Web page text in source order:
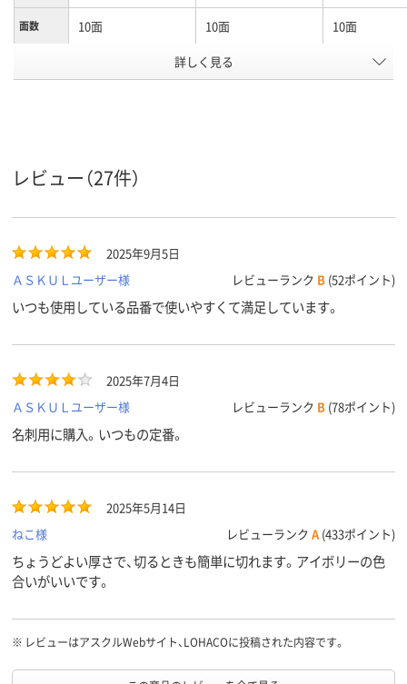
面数 10面 10面 10面
上質紙
対応プリ
ンタ
プリンタ、コピー機、
クジェット（染料・顔
料）、レーザー、コピ
ー、熱転写、ドット、
インクジェットプリ
ンタ、コピー機、ドッ
ープリンタ、熱転写
ェット（染料・顔料）、
レーザー、コピー、熱
転写、ドット、インク
ジェットプリンタ、
リンタ、レーザープ
ンタ、インクジェッ
写、ドット、インクジ
ェットプリンタ、コ
ピー機、ドットプリ
ンタ、熱転写プリン
タ、インクジェット
ー、コピー、熱転写、
ー、熱転写、ドット、
インクジェットプリ
ンタ、コピー機、ドッ
ープリンタ、熱転写
レーザー、コピー、熱
転写、ドット、インク
リンタ、レーザープ
ザー、コピー、熱転
写、ドット、インクジ
ェットプリンタ、コ
ンタ、熱転写プリン
タ、インクジェット
ー、コピー、熱転写、
ープリンタ、
クジェットプ
ープリンタ、
料・顔料)、レ
プリンタ、コ
コピー機、レ
顔料)、レーザ
ンタ、コピー
写対応、イン
ンタ、熱転写
タ
詳しく見る
レビュー（27件）
2025年9月5日
ＡＳＫＵＬユーザー様
レビューランク B (52ポイント)
いつも使用している品番で使いやすくて満足しています。
2025年7月4日
ＡＳＫＵＬユーザー様
レビューランク B (78ポイント)
名刺用に購入。いつもの定番。
2025年5月14日
ねこ様
レビューランク A (433ポイント)
ちょうどよい厚さで、切るときも簡単に切れます。アイボリーの色
合いがいいです。
※ レビューはアスクルWebサイト、LOHACOに投稿された内容です。